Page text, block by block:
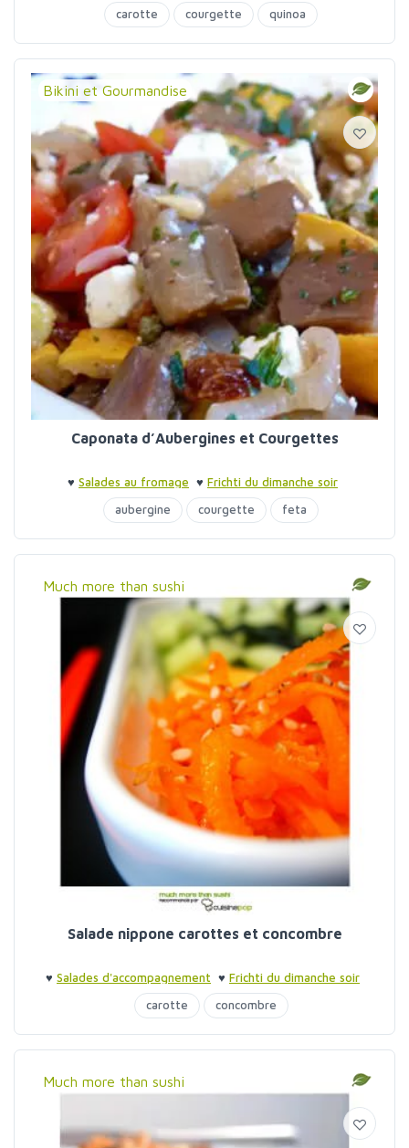
du dimanche soir
carotte courgette quinoa
Bikini et Gourmandise
Caponata d’Aubergines et Courgettes
♥ Salades au fromage ♥ Frichti du dimanche soir
aubergine
courgette feta
Much more than sushi
Salade nippone carottes et concombre
♥ Salades d'accompagnement ♥ Frichti du dimanche soir
carotte
concombre
Much more than sushi